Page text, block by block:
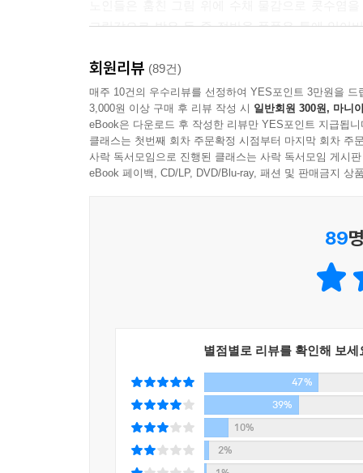
할 수 있어. 그 부자들의 돈을, 돈이 필요한 사람
야. 과부들, 노인들 그리고 환자들…….
--- p.503~504
그림값으로 받은 돈 중 절반을 폭풍우 통에 잃어
본의 아니게 완전 범죄를 저지른 노인들, 사라진
수 없는 좌충우돌 강도단의 이야기! 노인들의 진짜
좌충우돌 5인조 노인 강도단 소개
하루 범죄 한 건이면 의사가 필요 없다.
끌지 않기 위해 일부러 아주 평범한 색으로 골라
닉네임 천재. 노인 강도단의 브레인으로 발명의
머리에 직접 발명한 LED 캡 모자를 쓰고 있다.
목수로 일했고 어머니는 이탈리아 사람이었다.
베르틸 엥스트룀
회원리뷰 (89건)
매주 10건의 우수리뷰를 선정하여 YES포인트 3만원을 드
3,000원 이상 구매 후 리뷰 작성 시 일반회원 300원, 마니
eBook은 다운로드 후 작성한 리뷰만 YES포인트 지급됩니
클래스는 첫번째 회차 주문확정 시점부터 마지막 회차 주
사락 독서모임으로 진행된 클래스는 사락 독서모임 게시
eBook 페이백, CD/LP, DVD/Blu-ray, 패션 및 판매금지 상
89
별점별로 리뷰를 확인해 보세
47%
39%
10%
2%